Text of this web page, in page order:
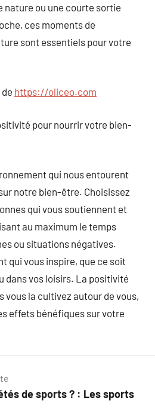
nature ou une courte sortie
ces moments de
sont essentiels pour votre
https://oliceo.com
pour nourrir votre bien-
qui nous entourent
notre bien-être. Choisissez
qui vous soutiennent et
au maximum le temps
ou situations négatives.
qui vous inspire, que ce soit
dans vos loisirs. La positivité
vous la cultivez autour de vous,
effets bénéfiques sur votre
de sports ? : Les sports